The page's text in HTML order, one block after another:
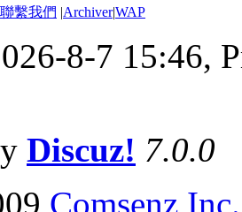
聯繫我們 |Archiver|WAP
8-7 15:46,
Discuz! 7.0.0
Comsenz Inc.